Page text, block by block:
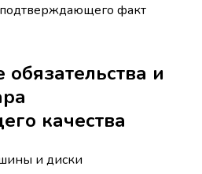
факт
и
качества
и диски